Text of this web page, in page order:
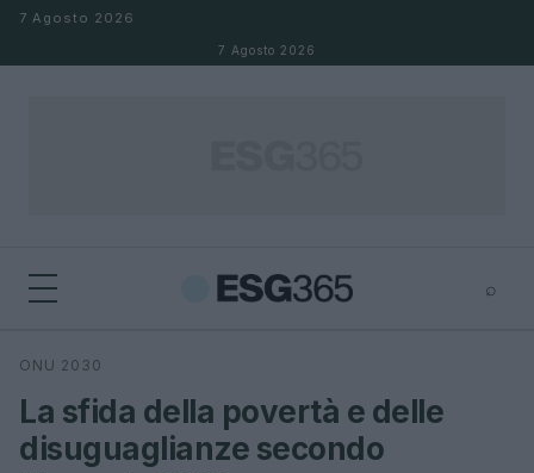
Salta al contenuto
7 Agosto 2026
7 Agosto 2026
⌕
Cerca
ONU 2030
La sfida della povertà e delle
disuguaglianze secondo